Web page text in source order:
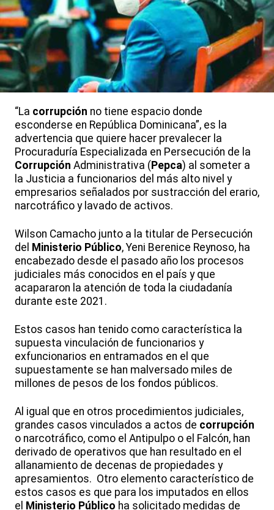
“La corrupción no tiene espacio donde
esconderse en República Dominicana”, es la
advertencia que quiere hacer prevalecer la
Procuraduría Especializada en Persecución de la
Corrupción Administrativa ( Pepca) al someter a
la Justicia a funcionarios del más alto nivel y
empresarios señalados por sustracción del erario,
narcotráfico y lavado de activos.
Wilson Camacho junto a la titular de Persecución
del Ministerio Público, Yeni Berenice Reynoso, ha
encabezado desde el pasado año los procesos
judiciales más conocidos en el país y que
acapararon la atención de toda la ciudadanía
durante este 2021.
Estos casos han tenido como característica la
supuesta vinculación de funcionarios y
exfuncionarios en entramados en el que
supuestamente se han malversado miles de
millones de pesos de los fondos públicos.
Al igual que en otros procedimientos judiciales,
grandes casos vinculados a actos de corrupción
o narcotráfico, como el Antipulpo o el Falcón, han
derivado de operativos que han resultado en el
allanamiento de decenas de propiedades y
apresamientos. Otro elemento característico de
estos casos es que para los imputados en ellos
el Ministerio Público ha solicitado medidas de